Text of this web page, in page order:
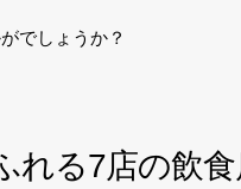
でしょうか？
れる7店の飲